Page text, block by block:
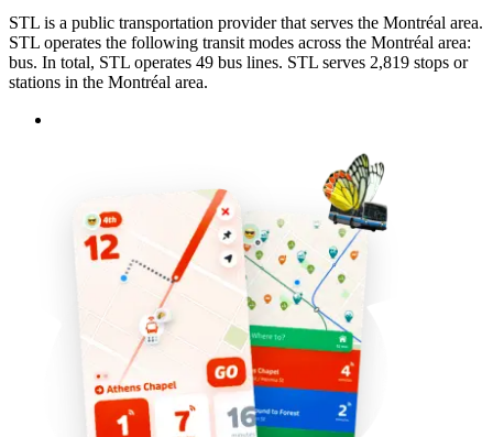
STL is a public transportation provider that serves the Montréal area.
STL operates the following transit modes across the Montréal area:
bus. In total, STL operates 49 bus lines. STL serves 2,819 stops or
stations in the Montréal area.